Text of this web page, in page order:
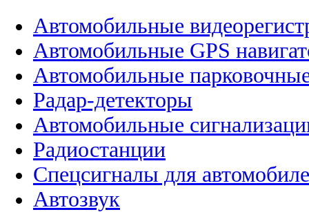
Автомобильные
Автомобильные GPS
Автомобильные
Радар-детекторы
Автомобильные
Радиостанции
Спецсигналы для
Автозвук